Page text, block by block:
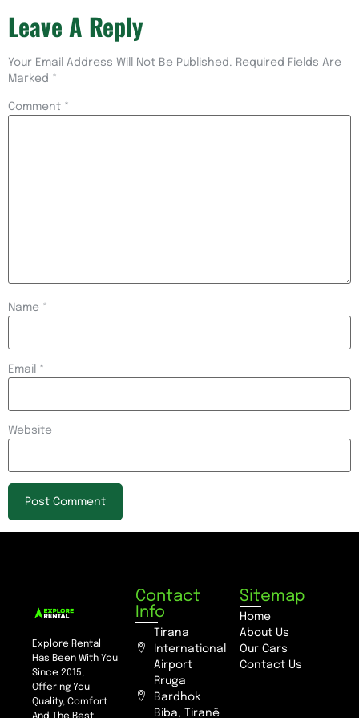
Leave A Reply
Your Email Address Will Not Be Published. Required Fields Are
Marked *
Comment *
Name *
Email *
Website
Explore Rental
Has Been With You
Since 2015,
Offering You
Quality, Comfort
Contact
Info
Tirana
International
Airport
Rruga
Bardhok
Biba, Tiranë
Sitemap
Home
About Us
Our Cars
Contact Us